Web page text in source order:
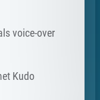
voice-over
Kudo